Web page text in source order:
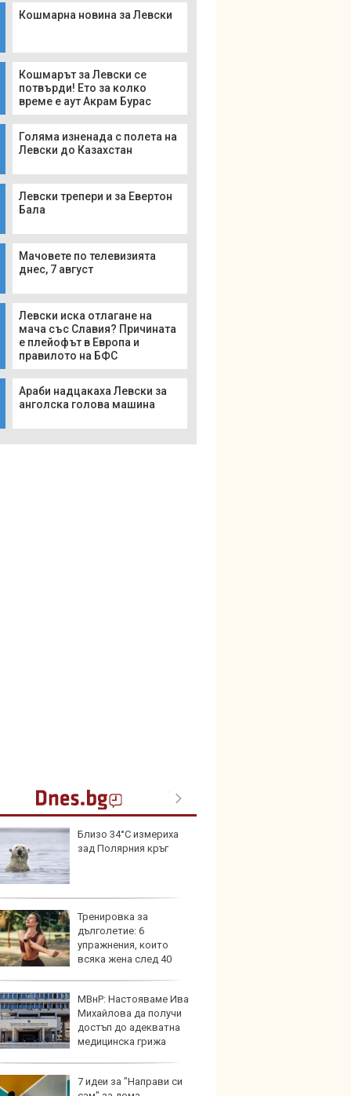
Кошмарна новина за Левски
Кошмарът за Левски се
потвърди! Ето за колко
време е аут Акрам Бурас
Голяма изненада с полета на
Левски до Казахстан
Левски трепери и за Евертон
Бала
Мачовете по телевизията
днес, 7 август
Левски иска отлагане на
мача със Славия? Причината
е плейофът в Европа и
правилото на БФС
Араби надцакаха Левски за
анголска голова машина
Близо 34°C измериха
зад Полярния кръг
Тренировка за
дълголетие: 6
упражнения, които
всяка жена след 40
да прави
МВнР: Настояваме Ива
Михайлова да получи
достъп до адекватна
медицинска грижа
7 идеи за "Направи си